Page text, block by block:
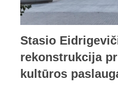
Stasio
rekonstrukcija
kultūros